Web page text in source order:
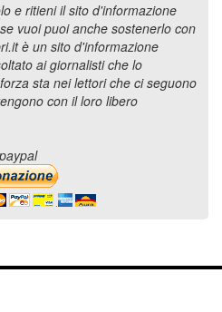
e ritieni il sito d'informazione
vuoi puoi anche sostenerlo con
è un sito d'informazione
ai giornalisti che lo
sta nei lettori che ci seguono
con il loro libero